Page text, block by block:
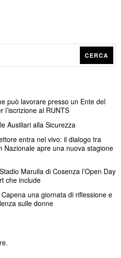
CERCA
può lavorare presso un Ente del
l’iscrizione al RUNTS
Ausiliari alla Sicurezza
entra nel vivo: il dialogo tra
Nazionale apre una nuova stagione
Marulla di Cosenza l’Open Day
che include
una giornata di riflessione e
sulle donne